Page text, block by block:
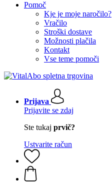
Pomoč
Kje je moje naročilo?
Vračilo
Stroški dostave
Možnosti plačila
Kontakt
Vse teme pomoči
Prijava
Prijavite se zdaj
Ste tukaj prvič?
Ustvarite račun